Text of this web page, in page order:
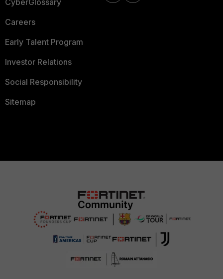
CyberGlossary
Careers
Early Talent Program
Investor Relations
Social Responsibility
Sitemap